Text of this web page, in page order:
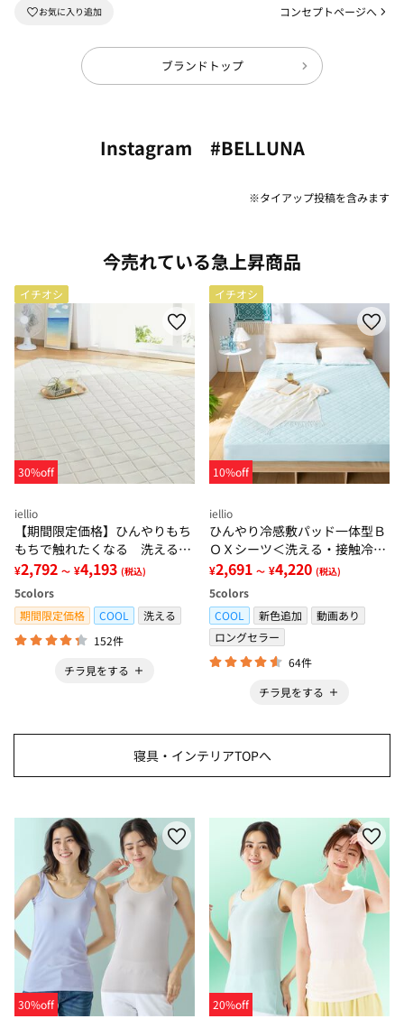
コンセプトページへ
ブランドトップ
Instagram #BELLUNA
※タイアップ投稿を含みます
今売れている急上昇商品
イチオシ
30%off
iellio
【期間限定価格】ひんやりもち
もちで触れたくなる 洗えるラ
グ＜低反発・滑りにくい・接触
冷感・防ダニ・カーペット＞
¥2,792 ～ ¥4,193 (税込)
5colors
期間限定価格
COOL
洗える
152件
チラ見をする
イチオシ
10%off
iellio
ひんやり冷感敷パッド一体型Ｂ
ＯＸシーツ＜洗える・接触冷
感・抗菌防臭・時短・家事楽・
ボックスシーツ・寝苦しさ対策
＞
¥2,691 ～ ¥4,220 (税込)
5colors
COOL
新色追加
動画あり
ロングセラー
64件
チラ見をする
寝具・インテリアTOPへ
30%off
20%off